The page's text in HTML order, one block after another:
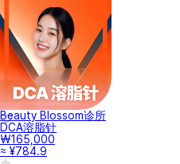
Beauty Blossom诊所
DCA溶脂针
₩165,000
≈ ¥784.9